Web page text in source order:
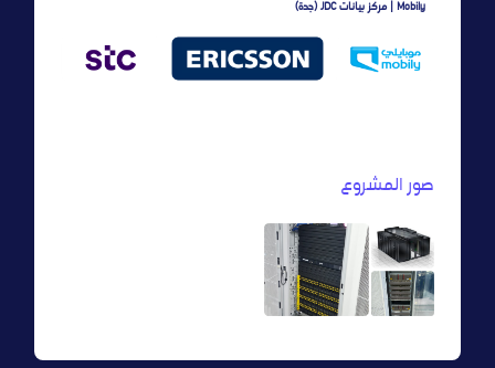
Mobily | مركز بيانات JDC (جدة)
صور المشروع